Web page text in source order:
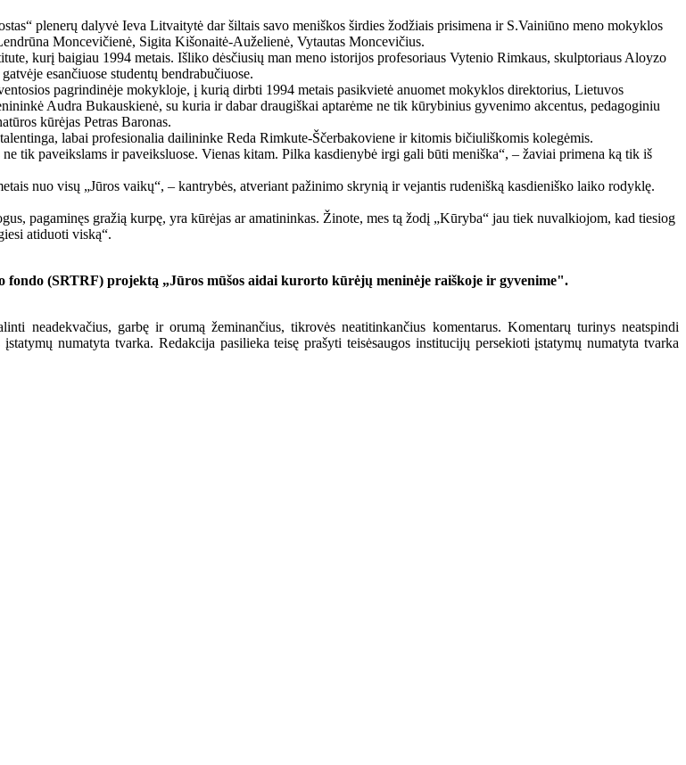
plenerų dalyvė Ieva Litvaitytė dar šiltais savo meniškos širdies žodžiais prisimena ir S.Vainiūno meno mokyklos
Moncevičienė, Sigita Kišonaitė-Auželienė, Vytautas Moncevičius.
kurį baigiau 1994 metais. Išliko dėsčiusių man meno istorijos profesoriaus Vytenio Rimkaus, skulptoriaus Aloyzo
esančiuose studentų bendrabučiuose.
pagrindinėje mokykloje, į kurią dirbti 1994 metais pasikvietė anuomet mokyklos direktorius, Lietuvos
Audra Bukauskienė, su kuria ir dabar draugiškai aptarėme ne tik kūrybinius gyvenimo akcentus, pedagoginiu
kūrėjas Petras Baronas.
labai profesionalia dailininke Reda Rimkute-Ščerbakoviene ir kitomis bičiuliškomis kolegėmis.
tik paveikslams ir paveiksluose. Vienas kitam. Pilka kasdienybė irgi gali būti meniška“, – žaviai primena ką tik iš
nuo visų „Jūros vaikų“, – kantrybės, atveriant pažinimo skrynią ir vejantis rudenišką kasdieniško laiko rodyklę.
pagaminęs gražią kurpę, yra kūrėjas ar amatininkas. Žinote, mes tą žodį „Kūryba“ jau tiek nuvalkiojom, kad tiesiog
atiduoti viską“.
(SRTRF) projektą „Jūros mūšos aidai kurorto kūrėjų meninėje raiškoje ir gyvenime".
neadekvačius, garbę ir orumą žeminančius, tikrovės neatitinkančius komentarus. Komentarų turinys neatspindi
numatyta tvarka. Redakcija pasilieka teisę prašyti teisėsaugos institucijų persekioti įstatymų numatyta tvarka